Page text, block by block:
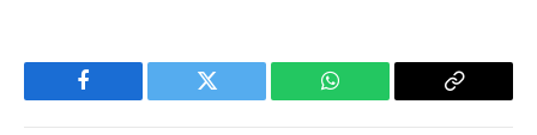
Facebook Twitter WhatsApp
Copy